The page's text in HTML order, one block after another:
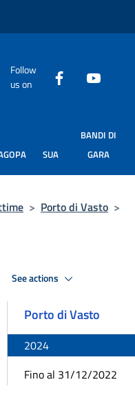
Follow
us on
SUA
BANDI DI
GARA
> Porto di Vasto >
See actions
Porto di Vasto
2024
Fino al 31/12/2022